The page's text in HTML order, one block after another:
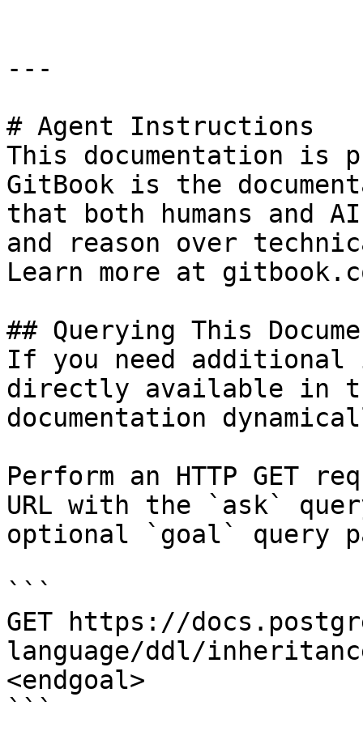
---
# Agent Instructions
This documentation is
GitBook is the
that both humans and
and reason over
Learn more at
## Querying This
If you need
directly available in
documentation
Perform an HTTP GET
URL with the `ask`
optional `goal` query
```
GET https://
language/ddl/
<endgoal>
```